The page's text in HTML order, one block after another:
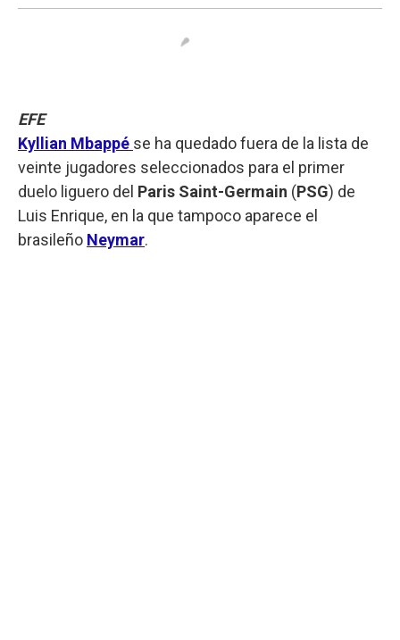
EFE
Kyllian Mbappé se ha quedado fuera de la lista de
veinte jugadores seleccionados para el primer
duelo liguero del Paris Saint-Germain (PSG) de
Luis Enrique, en la que tampoco aparece el
brasileño Neymar.